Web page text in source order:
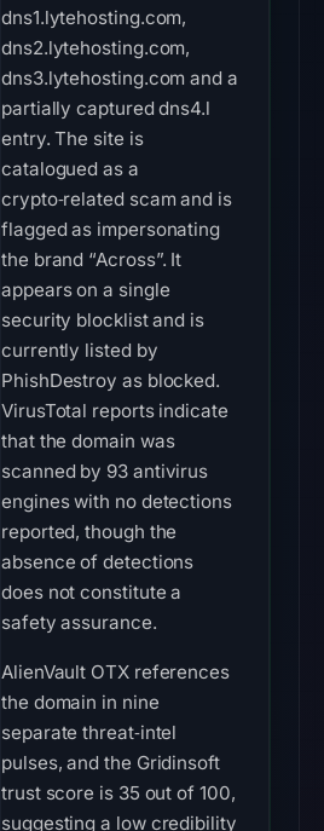
dns1.lytehosting.com,
dns2.lytehosting.com,
dns3.lytehosting.com and a
partially captured dns4.l
entry. The site is
catalogued as a
crypto‑related scam and is
flagged as impersonating
the brand “Across”. It
appears on a single
security blocklist and is
currently listed by
PhishDestroy as blocked.
VirusTotal reports indicate
that the domain was
scanned by 93 antivirus
engines with no detections
reported, though the
absence of detections
does not constitute a
safety assurance.
AlienVault OTX references
the domain in nine
separate threat‑intel
pulses, and the Gridinsoft
trust score is 35 out of 100,
suggesting a low credibility